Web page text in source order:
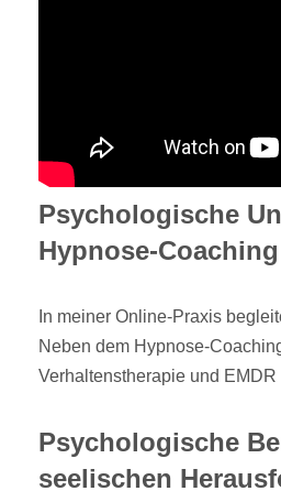
Psychologische
Hypnose-
In meiner Online-Praxis
Neben dem Hypnose-
Verhaltenstherapie und EMDR
Psychologische
seelischen